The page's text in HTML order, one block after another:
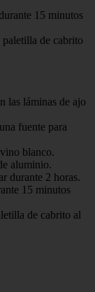
15 minutos
de cabrito
las láminas de ajo
fuente para
blanco.
aluminio.
durante 2 horas.
15 minutos
de cabrito al